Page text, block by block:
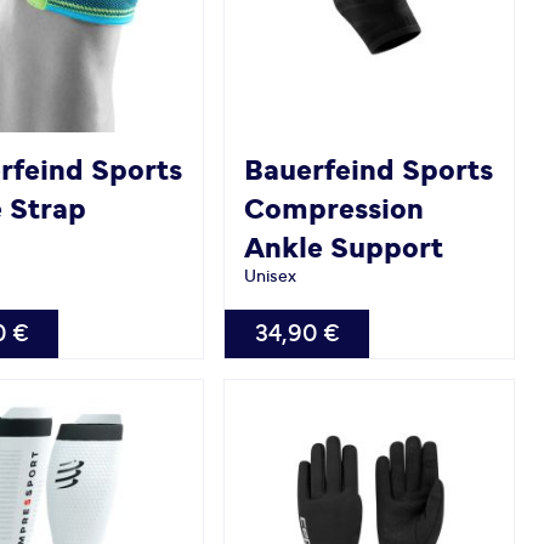
Sports
Strap
€
Bauerfeind Sports
Compression
Ankle Support
Unisex
VERFÜGBAR
XL
34,90 €